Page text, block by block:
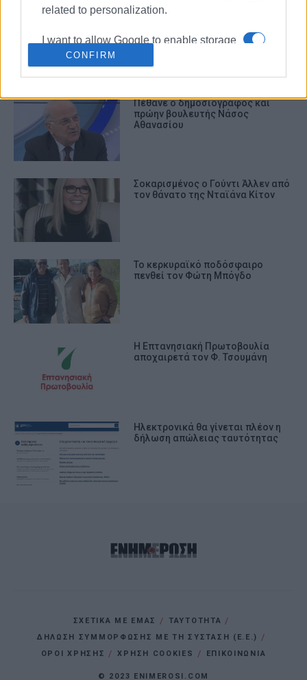
related to personalization.
I want to allow Google to enable storage
related to security, including
CONFIRM
στα 94 του ο σπουδαίος ηθοποιός
– Η ιδιαίτερη σχέση του με την
Πέθανε ο δημοσιογράφος και
πρώην βουλευτής Νάσος
Αθανασίου
Σοκαρισμένος ο Γούντι Άλλεν από
τον θάνατο της Νταϊάνα Κίτον
Το κερκυραϊκό ποδόσφαιρο
πενθεί τον Φώτη Μπόγδο
Η Επτανησιακή Πρωτοβουλία
αποχαιρετά τον Φ. Τσουμάνη
Ηλεκτρονικά θα γίνεται πλέον η
δήλωση απώλειας ταυτότητας
ΣΧΕΤΙΚΑ ΜΕ ΕΜΑΣ
ΤΑΥΤΟΤΗΤΑ
ΔΗΛΩΣΗ ΣΥΜΜΟΡΦΩΣΗΣ ΜΕ ΤΗ ΣΥΣΤΑΣΗ (Ε.Ε.)
ΌΡΟΙ ΧΡΗΣΗΣ
ΧΡΗΣΗ COOKIES ΕΠΙΚΟΙΝΩΝΙΑ
© 2023 ENIMEROSI.COM